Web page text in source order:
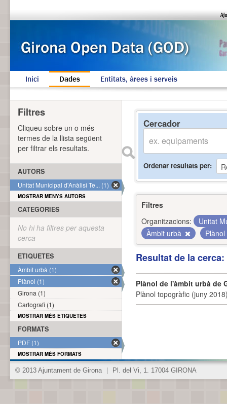
Inici Dades Entitats, àrees i serveis
Cercador
Ordenar resultats per
Filtres
Organitzacions:
Unitat
Àmbit urbà
Plànol
Resultat de la
Plànol de l'àmbit urbà de
Plànol topogràfic (juny
Filtres
Cliqueu sobre un o més
termes de la llista següent
per filtrar els resultats.
AUTORS
Unitat Municipal d'Anàlisi Te... (1)
MOSTRAR MENYS AUTORS
CATEGORIES
No hi ha filtres per aquesta
cerca
ETIQUETES
Àmbit urbà (1)
Plànol (1)
Girona (1)
Cartografi (1)
MOSTRAR MÉS ETIQUETES
FORMATS
PDF (1)
MOSTRAR MÉS FORMATS
© 2013 Ajuntament de Girona Pl. del Vi, 1. 17004 GIRONA